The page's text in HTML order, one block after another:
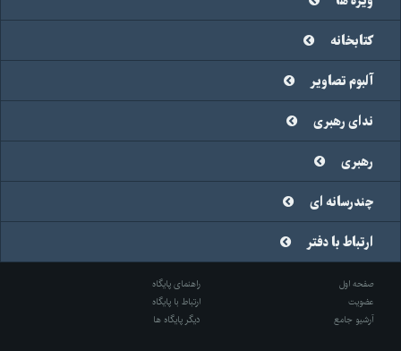
کتابخانه
آلبوم تصاویر
ندای رهبری
رهبری
چندرسانه ای
ارتباط با دفتر
صفحه اول
راهنمای پایگاه
عضویت
ارتباط با پایگاه
آرشیو جامع
دیگر پایگاه ها